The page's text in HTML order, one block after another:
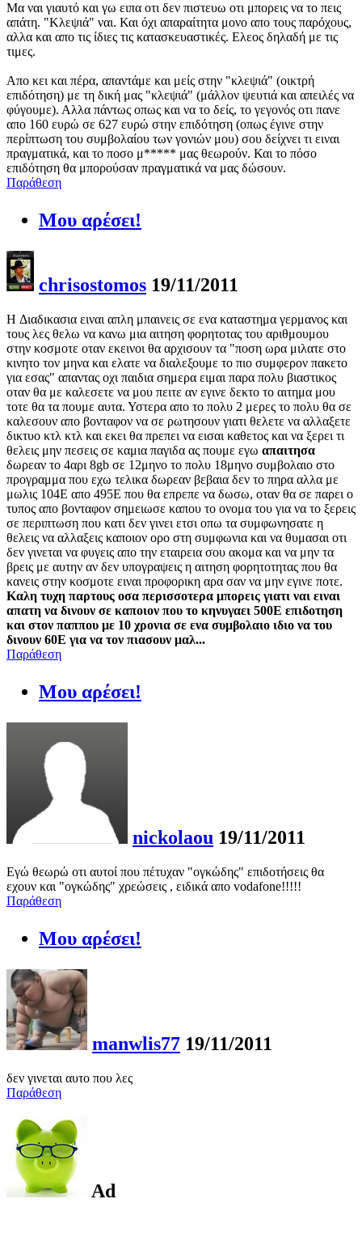
Μα ναι γιαυτό και γω ειπα οτι δεν πιστευω οτι μπορεις να το πεις
απάτη. "Κλεψιά" ναι. Και όχι απαραίτητα μονο απο τους παρόχους,
αλλα και απο τις ίδιες τις κατασκευαστικές. Ελεος δηλαδή με τις
τιμες.
Απο κει και πέρα, απαντάμε και μείς στην "κλεψιά" (οικτρή
επιδότηση) με τη δική μας "κλεψιά" (μάλλον ψευτιά και απειλές να
φύγουμε). Αλλα πάντως οπως και να το δείς, το γεγονός οτι πανε
απο 160 ευρώ σε 627 ευρώ στην επιδότηση (οπως έγινε στην
περίπτωση του συμβολαίου των γονιών μου) σου δείχνει τι ειναι
πραγματικά, και το ποσο μ***** μας θεωρούν. Και το πόσο
επιδότηση θα μπορούσαν πραγματικά να μας δώσουν.
Παράθεση
Μου αρέσει!
chrisostomos 19/11/2011
H Διαδικασια ειναι απλη μπαινεις σε ενα καταστημα γερμανος και
τους λες θελω να κανω μια αιτηση φορητοτας του αριθμουμου
στην κοσμοτε οταν εκεινοι θα αρχισουν τα "ποση ωρα μιλατε στο
κινητο τον μηνα και ελατε να διαλεξουμε το πιο συμφερον πακετο
για εσας" απαντας οχι παιδια σημερα ειμαι παρα πολυ βιαστικος
οταν θα με καλεσετε να μου πειτε αν εγινε δεκτο το αιτημα μου
τοτε θα τα πουμε αυτα. Υστερα απο το πολυ 2 μερες το πολυ θα σε
καλεσουν απο βονταφον να σε ρωτησουν γιατι θελετε να αλλαξετε
δικτυο κτλ κτλ και εκει θα πρεπει να εισαι καθετος και να ξερει τι
θελεις μην πεσεις σε καμια παγιδα ας πουμε εγω απαιτησα
δωρεαν το 4αρι 8gb σε 12μηνο το πολυ 18μηνο συμβολαιο στο
προγραμμα που εχω τελικα δωρεαν βεβαια δεν το πηρα αλλα με
μωλις 104Ε απο 495Ε που θα επρεπε να δωσω, οταν θα σε παρει ο
τυπος απο βονταφον σημειωσε καπου το ονομα του για να το ξερεις
σε περιπτωση που κατι δεν γινει ετσι οπω τα συμφωνησατε η
θελεις να αλλαξεις καποιον ορο στη συμφωνια και να θυμασαι οτι
δεν γινεται να φυγεις απο την εταιρεια σου ακομα και να μην τα
βρεις με αυτην αν δεν υπογραψεις η αιτηση φορητοτητας που θα
κανεις στην κοσμοτε ειναι προφορικη αρα σαν να μην εγινε ποτε.
Καλη τυχη παρτους οσα περισσοτερα μπορεις γιατι ναι ειναι
απατη να δινουν σε καποιον που το κηνυγαει 500Ε επιδοτηση
και στον παππου με 10 χρονια σε ενα συμβολαιο ιδιο να του
δινουν 60Ε για να τον πιασουν μαλ...
Παράθεση
Μου αρέσει!
nickolaou 19/11/2011
Eγώ θεωρώ οτι αυτοί που πέτυχαν "ογκώδης" επιδοτήσεις θα
εχουν και "ογκώδης" χρεώσεις , ειδικά απο vodafone!!!!!
Παράθεση
Μου αρέσει!
manwlis77 19/11/2011
δεν γινεται αυτο που λες
Παράθεση
Ad